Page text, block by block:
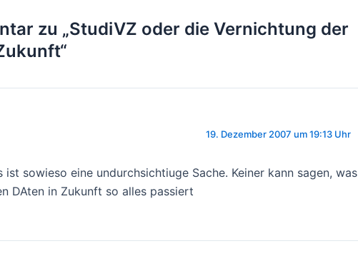
zu „StudiVZ oder die Vernichtung der
19. Dezember 2007 um 19:13 Uhr
ist sowieso eine undurchsichtiuge Sache. Keiner kann sagen, was
DAten in Zukunft so alles passiert